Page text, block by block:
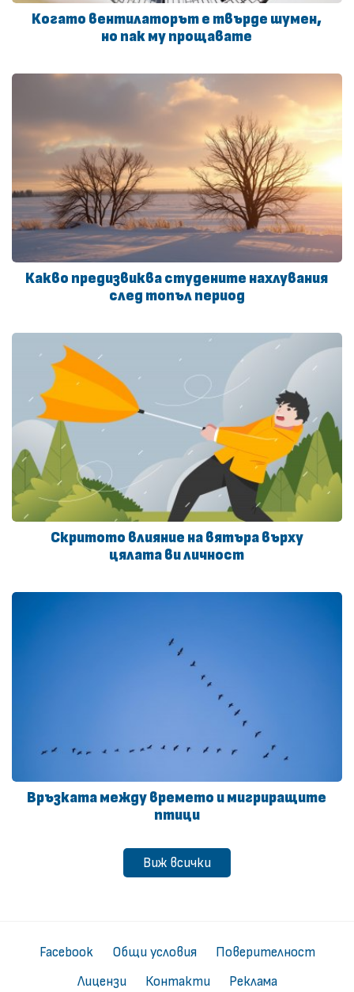
Когато вентилаторът е твърде шумен,
но пак му прощавате
Какво предизвиква студените нахлувания
след топъл период
Скритото влияние на вятъра върху
цялата ви личност
Връзката между времето и мигриращите
птици
Виж всички
Facebook Общи условия Поверителност
Лицензи Контакти Реклама